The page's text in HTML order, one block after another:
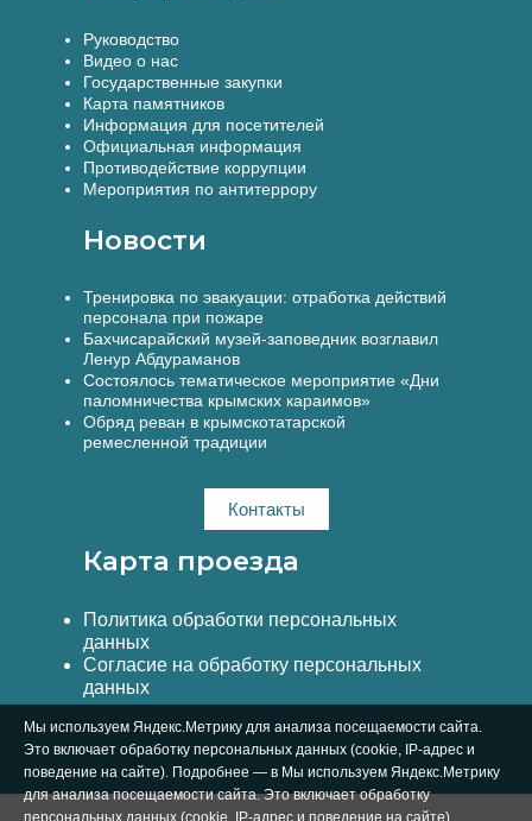
Руководство
Видео о нас
Государственные закупки
Карта памятников
Информация для посетителей
Официальная информация
Противодействие коррупции
Мероприятия по антитеррору
Новости
Тренировка по эвакуации: отработка действий
персонала при пожаре
Бахчисарайский музей-заповедник возглавил
Ленур Абдураманов
Состоялось тематическое мероприятие «Дни
паломничества крымских караимов»
Обряд реван в крымскотатарской
ремесленной традиции
Контакты
Карта проезда
Политика обработки персональных
данных
Согласие на обработку персональных
данных
Мы используем Яндекс.Метрику для анализа посещаемости сайта.
Это включает обработку персональных данных (cookie, IP-адрес и
поведение на сайте). Подробнее — в Мы используем Яндекс.Метрику
для анализа посещаемости сайта. Это включает обработку
персональных данных (cookie, IP-адрес и поведение на сайте).